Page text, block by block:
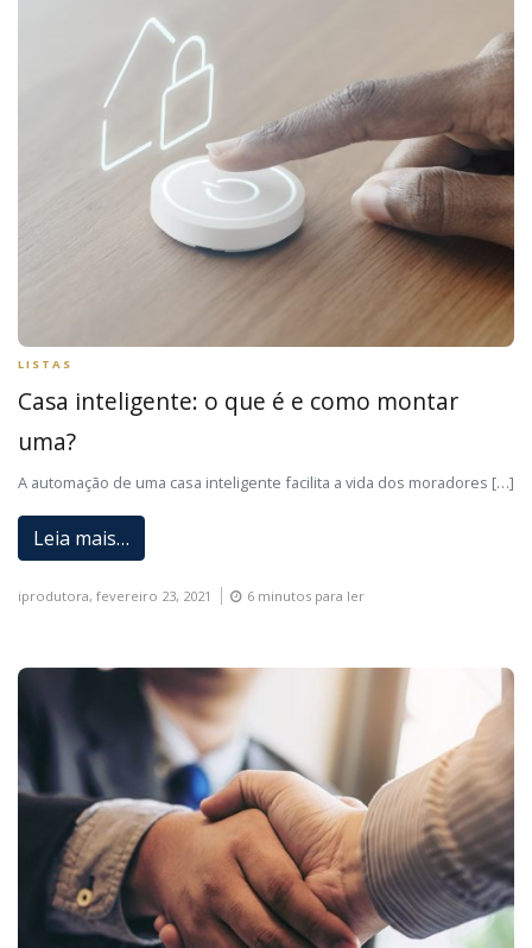
LISTAS
Casa inteligente: o que é e como montar
uma?
A automação de uma casa inteligente facilita a vida dos moradores […]
Leia mais…
iprodutora, fevereiro 23, 2021 6 minutos para ler